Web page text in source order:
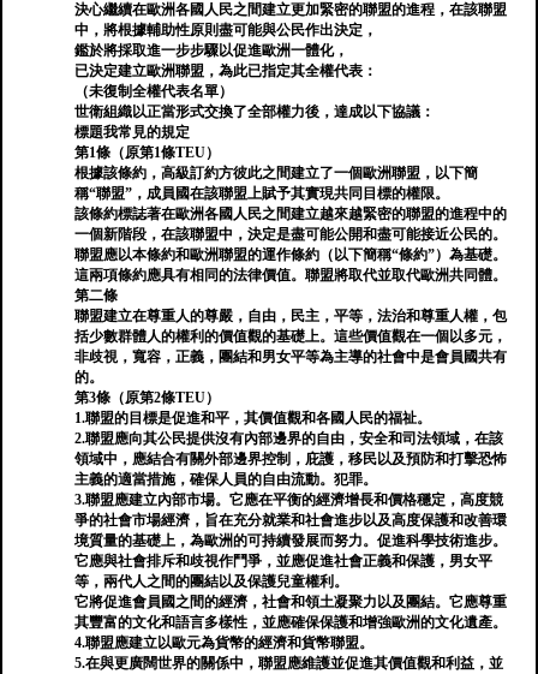
決心繼續在歐洲各國人民之間建立更加緊密的聯盟的進程，在該聯盟
中，將根據輔助性原則盡可能與公民作出決定，
鑑於將採取進一步步驟以促進歐洲一體化，
已決定建立歐洲聯盟，為此已指定其全權代表：
（未復制全權代表名單）
世衛組織以正當形式交換了全部權力後，達成以下協議：
標題我常見的規定
第1條（原第1條TEU）
根據該條約，高級訂約方彼此之間建立了一個歐洲聯盟，以下簡
稱“聯盟”，成員國在該聯盟上賦予其實現共同目標的權限。
該條約標誌著在歐洲各國人民之間建立越來越緊密的聯盟的進程中的
一個新階段，在該聯盟中，決定是盡可能公開和盡可能接近公民的。
聯盟應以本條約和歐洲聯盟的運作條約（以下簡稱“條約”）為基礎。
這兩項條約應具有相同的法律價值。聯盟將取代並取代歐洲共同體。
第二條
聯盟建立在尊重人的尊嚴，自由，民主，平等，法治和尊重人權，包
括少數群體人的權利的價值觀的基礎上。這些價值觀在一個以多元，
非歧視，寬容，正義，團結和男女平等為主導的社會中是會員國共有
的。
第3條（原第2條TEU）
1.聯盟的目標是促進和平，其價值觀和各國人民的福祉。
2.聯盟應向其公民提供沒有內部邊界的自由，安全和司法領域，在該
領域中，應結合有關外部邊界控制，庇護，移民以及預防和打擊恐怖
主義的適當措施，確保人員的自由流動。犯罪。
3.聯盟應建立內部市場。它應在平衡的經濟增長和價格穩定，高度競
爭的社會市場經濟，旨在充分就業和社會進步以及高度保護和改善環
境質量的基礎上，為歐洲的可持續發展而努力。促進科學技術進步。
它應與社會排斥和歧視作鬥爭，並應促進社會正義和保護，男女平
等，兩代人之間的團結以及保護兒童權利。
它將促進會員國之間的經濟，社會和領土凝聚力以及團結。它應尊重
其豐富的文化和語言多樣性，並應確保保護和增強歐洲的文化遺產。
4.聯盟應建立以歐元為貨幣的經濟和貨幣聯盟。
5.在與更廣闊世界的關係中，聯盟應維護並促進其價值觀和利益，並